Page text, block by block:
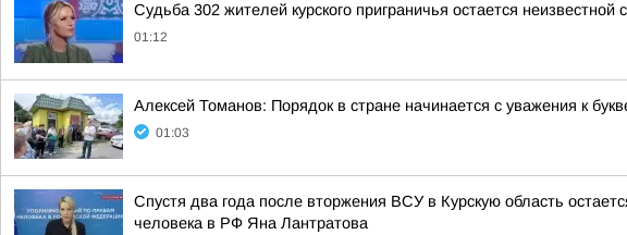
Судьба 302 жителей курского приграничья остается
01:12
Алексей Томанов: Порядок в стране начинается с уважения к
01:03
Спустя два года после вторжения ВСУ в Курскую область
человека в РФ Яна Лантратова